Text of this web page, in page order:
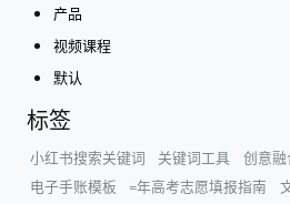
产品
视频课程
默认
标签
小红书搜索关键词 关键词工具
创意
电子手账模板
=年高考志愿填报指南